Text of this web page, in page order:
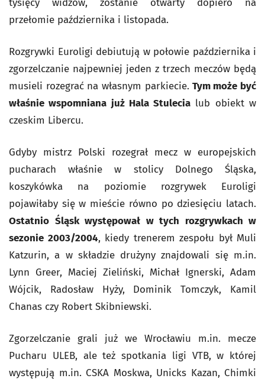
tysięcy widzów, zostanie otwarty dopiero na
przełomie października i listopada.
Rozgrywki Euroligi debiutują w połowie października i
zgorzelczanie najpewniej jeden z trzech meczów będą
musieli rozegrać na własnym parkiecie. Tym może być
właśnie wspomniana już Hala Stulecia lub obiekt w
czeskim Libercu.
Gdyby mistrz Polski rozegrał mecz w europejskich
pucharach właśnie w stolicy Dolnego Śląska,
koszykówka na poziomie rozgrywek Euroligi
pojawiłaby się w mieście równo po dziesięciu latach.
Ostatnio Śląsk występował w tych rozgrywkach w
sezonie 2003/2004, kiedy trenerem zespołu był Muli
Katzurin, a w składzie drużyny znajdowali się m.in.
Lynn Greer, Maciej Zieliński, Michał Ignerski, Adam
Wójcik, Radosław Hyży, Dominik Tomczyk, Kamil
Chanas czy Robert Skibniewski.
Zgorzelczanie grali już we Wrocławiu m.in. mecze
Pucharu ULEB, ale też spotkania ligi VTB, w której
występują m.in. CSKA Moskwa, Unicks Kazan, Chimki